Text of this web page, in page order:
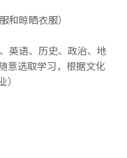
晾晒衣服）
英语、历史、政治、地
意选取学习，根据文化